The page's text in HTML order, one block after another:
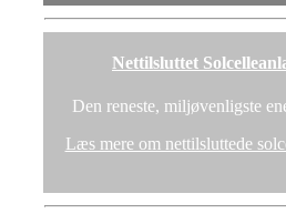
Nettilsluttet
Den reneste, miljøvenligste
Læs mere om nettilsluttede